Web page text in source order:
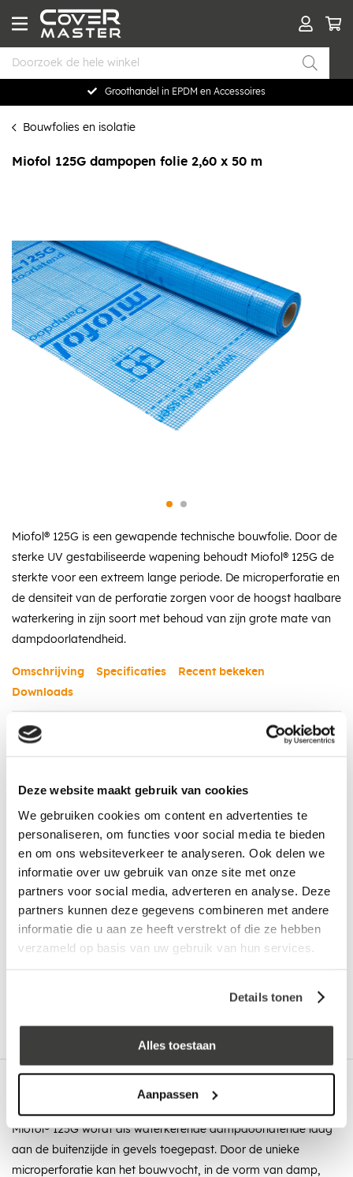
Deze website maakt gebruik van cookies
We gebruiken cookies om content en advertenties te
personaliseren, om functies voor social media te bieden
en om ons websiteverkeer te analyseren. Ook delen we
informatie over uw gebruik van onze site met onze
partners voor social media, adverteren en analyse. Deze
partners kunnen deze gegevens combineren met andere
informatie die u aan ze heeft verstrekt of die ze hebben
verzameld op basis van uw gebruik van hun services.
Details tonen
Alles toestaan
Aanpassen
Groothandel in EPDM en Accessoires
Bouwfolies en isolatie
Miofol 125G dampopen folie 2,60 x 50 m
Miofol® 125G is een gewapende technische bouwfolie. Door de
sterke UV gestabiliseerde wapening behoudt Miofol® 125G de
sterkte voor een extreem lange periode. De microperforatie en
de densiteit van de perforatie zorgen voor de hoogst haalbare
waterkering in zijn soort met behoud van zijn grote mate van
dampdoorlatendheid.
Omschrijving Specificaties
Recent bekeken
Downloads
log in voor prijs
Vraag een vrijblijvende offerte aan!
Laagste prijs in Nederland én België!
Vrijblijvend advies
Klanten beoordelen ons met een5/5! ⭐⭐⭐⭐⭐
Miofol® 125G wordt als waterkerende dampdoorlatende laag
aan de buitenzijde in gevels toegepast. Door de unieke
microperforatie kan het bouwvocht, in de vorm van damp,